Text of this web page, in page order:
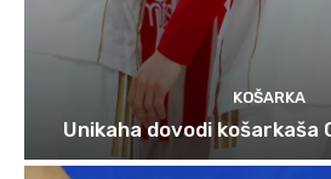
KOŠARKA
Unikaha dovodi košarkaša